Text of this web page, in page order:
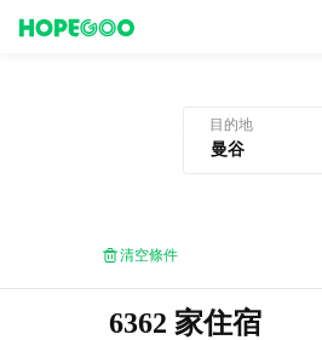
目的地
清空條件
6362 家住宿